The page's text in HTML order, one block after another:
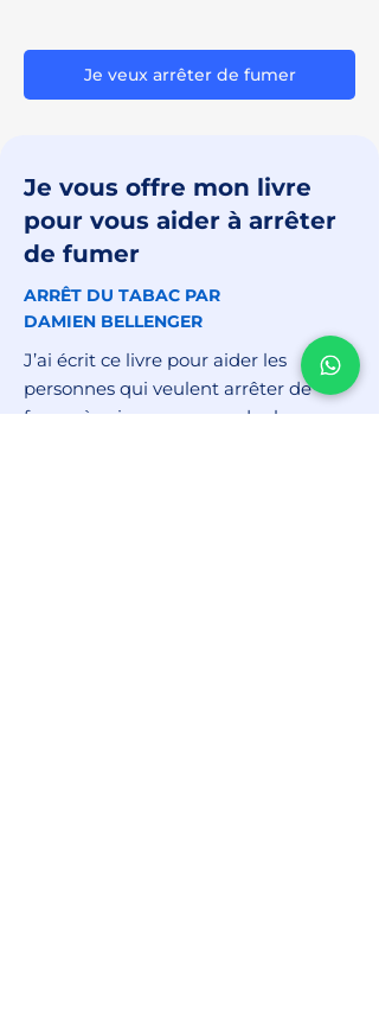
Je veux arrêter de fumer
Je vous offre mon livre
pour vous aider à arrêter
de fumer
ARRÊT DU TABAC PAR
DAMIEN BELLENGER
J’ai écrit ce livre pour aider les
personnes qui veulent arrêter de
fumer à mieux comprendre leur